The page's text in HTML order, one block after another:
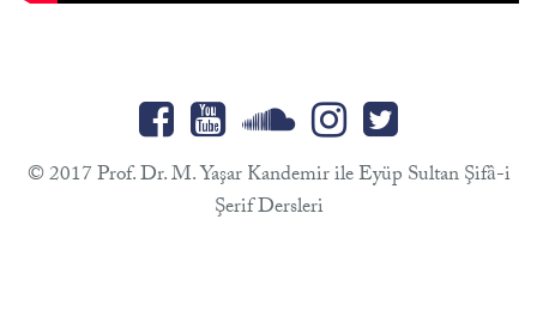
© 2017 Prof. Dr. M. Yaşar Kandemir ile Eyüp Sultan Şifâ-i
Şerif Dersleri